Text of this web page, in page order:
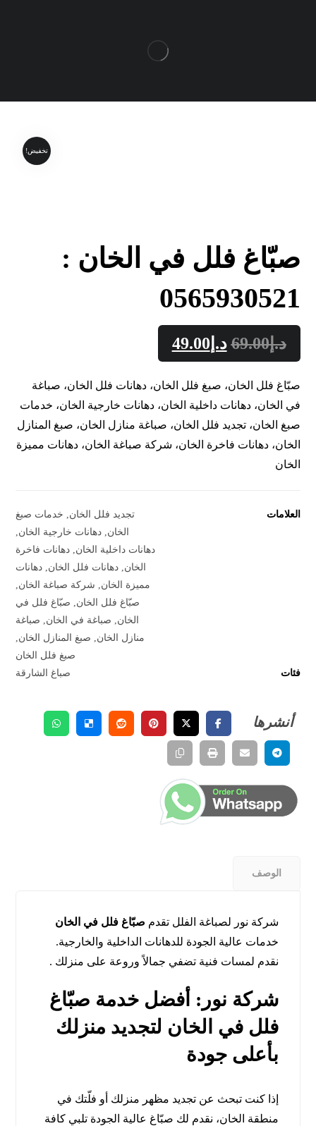
تخفيض!
صبّاغ فلل في الخان :
0565930521
د.إ69.00 د.إ 49.00
صبّاغ فلل الخان، صبغ فلل الخان، دهانات فلل الخان، صباغة
في الخان، دهانات داخلية الخان، دهانات خارجية الخان، خدمات
صبغ الخان، تجديد فلل الخان، صباغة منازل الخان، صبغ المنازل
الخان، دهانات فاخرة الخان، شركة صباغة الخان، دهانات مميزة
الخان
العلامات تجديد فلل الخان, خدمات صبغ
الخان, دهانات خارجية الخان,
دهانات داخلية الخان, دهانات فاخرة
الخان, دهانات فلل الخان, دهانات
مميزة الخان, شركة صباغة الخان,
صبّاغ فلل الخان, صبّاغ فلل في
الخان, صباغة في الخان, صباغة
منازل الخان, صبغ المنازل الخان,
صبغ فلل الخان
فئات
صباغ الشارقة
الوصف
شركة نور لصباغة الفلل تقدم صبّاغ فلل في الخان
خدمات عالية الجودة للدهانات الداخلية والخارجية.
نقدم لمسات فنية تضفي جمالاً وروعة على منزلك .
شركة نور: أفضل خدمة صبّاغ
فلل في الخان لتجديد منزلك
بأعلى جودة
إذا كنت تبحث عن تجديد مظهر منزلك أو فلّتك في
منطقة الخان، نقدم لك صبّاغ عالية الجودة تلبي كافة